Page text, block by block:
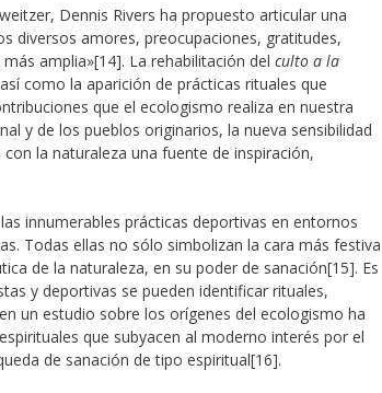
Dennis Rivers ha propuesto articular una
diversos amores, preocupaciones, gratitudes,
amplia»[14]. La rehabilitación del culto a la
como la aparición de prácticas rituales que
que el ecologismo realiza en nuestra
y de los pueblos originarios, la nueva sensibilidad
la naturaleza una fuente de inspiración,
innumerables prácticas deportivas en entornos
Todas ellas no sólo simbolizan la cara más festiva
de la naturaleza, en su poder de sanación[15]. Es
y deportivas se pueden identificar rituales,
un estudio sobre los orígenes del ecologismo ha
que subyacen al moderno interés por el
de sanación de tipo espiritual[16].